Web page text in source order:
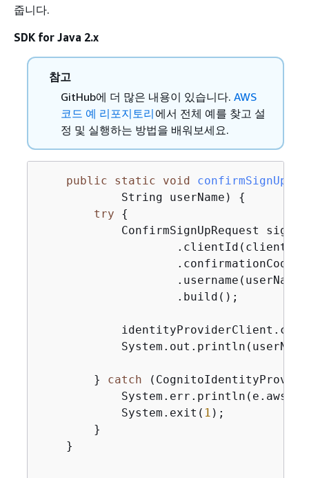
줍니다.
SDK for Java 2.x
참고
GitHub에 더 많은 내용이 있습니다. AWS
코드 예 리포지토리 에서 전체 예를 찾고 설
정 및 실행하는 방법을 배워보세요.
public static void confirmSignUp
            String userName)
{
try
{
ConfirmSignUpRequest
                    .clientId(clientId)
                    .username(userName)
                    .build();
        }
catch
            System.exit(
1 );
        }
    }